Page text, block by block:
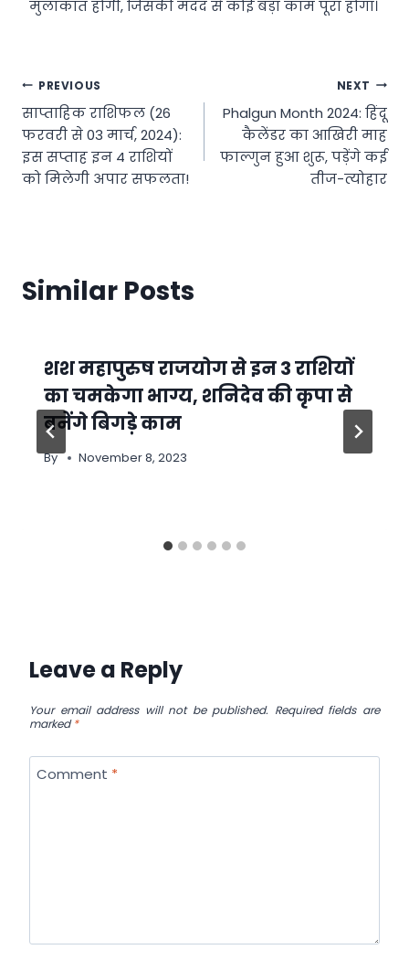
मुलाकात होगी, जिसकी मदद से कोई बड़ा काम पूरा होगा।
Post
navigation
PREVIOUS
साप्ताहिक राशिफल (26
फरवरी से 03 मार्च, 2024):
इस सप्ताह इन 4 राशियों
को मिलेगी अपार सफलता!
NEXT
Phalgun Month 2024: हिंदू
कैलेंडर का आखिरी माह
फाल्गुन हुआ शुरू, पड़ेंगे कई
तीज-त्योहार
Similar Posts
शश महापुरुष राजयोग से इन 3 राशियों
का चमकेगा भाग्य, शनिदेव की कृपा से
बनेंगे बिगड़े काम
By November 8, 2023
Leave a Reply
Your email address will not be published. Required fields are
marked*
Comment *